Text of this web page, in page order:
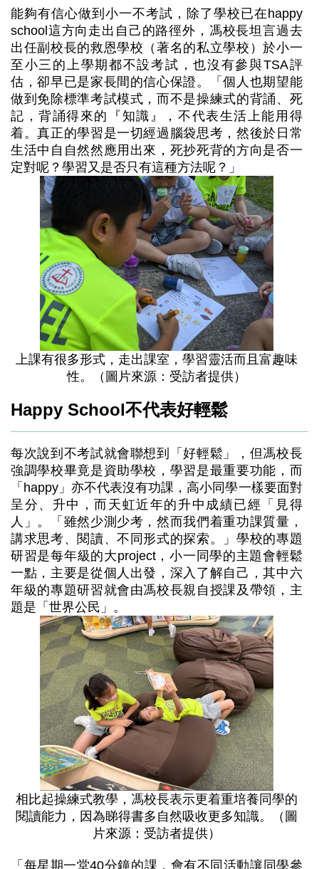
能夠有信心做到小一不考試，除了學校已在happy
school這方向走出自己的路徑外，馮校長坦言過去
出任副校長的救恩學校（著名的私立學校）於小一
至小三的上學期都不設考試，也沒有參與TSA評
估，卻早已是家長間的信心保證。「個人也期望能
做到免除標準考試模式，而不是操練式的背誦、死
記，背誦得來的『知識』，不代表生活上能用得
着。真正的學習是一切經過腦袋思考，然後於日常
生活中自自然然應用出來，死抄死背的方向是否一
定對呢？學習又是否只有這種方法呢？」
上課有很多形式，走出課室，學習靈活而且富趣味
性。（圖片來源：受訪者提供）
Happy School不代表好輕鬆
每次說到不考試就會聯想到「好輕鬆」，但馮校長
強調學校畢竟是資助學校，學習是最重要功能，而
「happy」亦不代表沒有功課，高小同學一樣要面對
呈分、升中，而天虹近年的升中成績已經「見得
人」。「雖然少測少考，然而我們着重功課質量，
講求思考、閱讀、不同形式的探索。」學校的專題
研習是每年級的大project，小一同學的主題會輕鬆
一點，主要是從個人出發，深入了解自己，其中六
年級的專題研習就會由馮校長親自授課及帶領，主
題是「世界公民」。
相比起操練式教學，馮校長表示更着重培養同學的
閱讀能力，因為睇得書多自然吸收更多知識。（圖
片來源：受訪者提供）
「每星期一堂40分鐘的課，會有不同活動讓同學參